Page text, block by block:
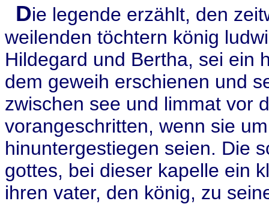
Die legende erzählt, den
weilenden töchtern könig
Hildegard und Bertha, sei ein
dem geweih erschienen und
zwischen see und limmat vor
vorangeschritten, wenn sie
hinuntergestiegen seien. Die
gottes, bei dieser kapelle ein
ihren vater, den könig, zu